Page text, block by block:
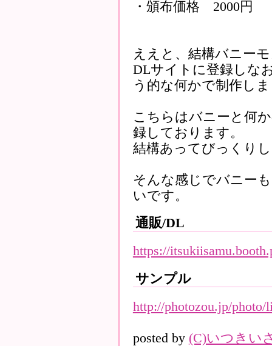
・頒布価格 2000円
ええと、結構バニー
DLサイトに登録しな
う的な何かで制作し
こちらはバニーと何
録しております。
結構あってびっくり
そんな感じでバニー
いです。
通販/DL
https://
サンプル
http://photozou.jp/photo/
posted by (C)いつきい